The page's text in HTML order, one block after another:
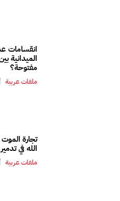
انقسامات
الميدانية
مفتوحة؟
ملفات عربية
تجارة
الله في
ملفات عربية